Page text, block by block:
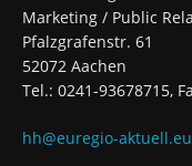
Marketing / Public
Pfalzgrafenstr. 61
52072 Aachen
Tel.: 0241-93678715,
hh@euregio-aktuell.eu